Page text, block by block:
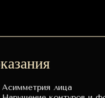
Асимметрия лица